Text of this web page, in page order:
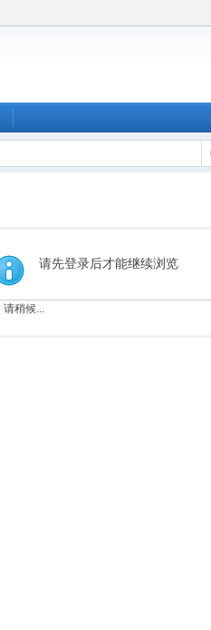
请先登录后才能继续浏览
请稍候...